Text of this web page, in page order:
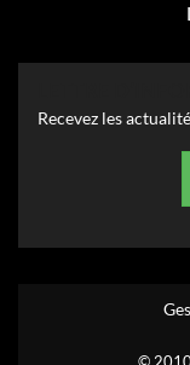
Recevez les